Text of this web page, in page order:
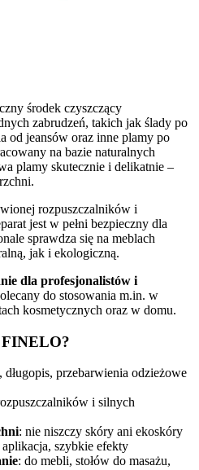
środek czyszczący
zabrudzeń, takich jak ślady po
od jeansów oraz inne plamy po
na bazie naturalnych
plamy skutecznie i delikatnie –
rozpuszczalników i
jest w pełni bezpieczny dla
sprawdza się na meblach
jak i ekologiczną.
dla profesjonalistów i
do stosowania m.in. w
kosmetycznych oraz w domu.
FINELO?
długopis, przebarwienia odzieżowe
i silnych
: nie niszczy skóry ani ekoskóry
aplikacja, szybkie efekty
: do mebli, stołów do masażu,